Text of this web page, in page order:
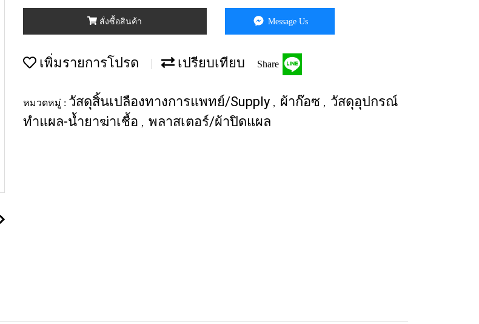
สั่งซื้อสินค้า Message Us
เพิ่มรายการโปรด เปรียบเทียบ Share
หมวดหมู่ : วัสดุสิ้นเปลืองทางการแพทย์/Supply , ผ้าก๊อซ , วัสดุอุปกรณ์
ทำแผล-น้ำยาฆ่าเชื้อ , พลาสเตอร์/ผ้าปิดแผล